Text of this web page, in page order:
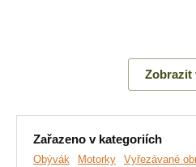
Hlavní výhody
Propracovaný design
Originální dárek pro
Jednoduchá montáž na zeď
Zobrazit
Zařazeno v kategoriích
Obývák Motorky Vyřezávané